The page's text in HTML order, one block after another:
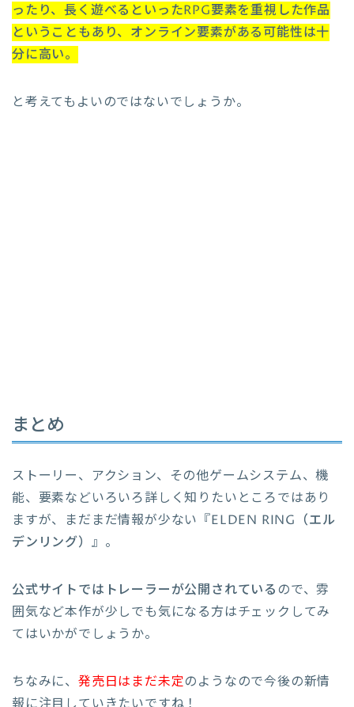
ったり、長く遊べるといったRPG要素を重視した作品
ということもあり、オンライン要素がある可能性は十
分に高い。
と考えてもよいのではないでしょうか。
まとめ
ストーリー、アクション、その他ゲームシステム、機
能、要素などいろいろ詳しく知りたいところではあり
ますが、まだまだ情報が少ない『ELDEN RING（エル
デンリング） 』。
公式サイトではトレーラーが公開されている ので、雰
囲気など本作が少しでも気になる方はチェックしてみ
てはいかがでしょうか。
ちなみに、 発売日はまだ未定のようなので今後の新情